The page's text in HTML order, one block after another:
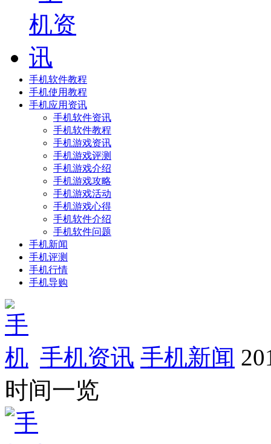
手机软件教程
手机使用教程
手机应用资讯
手机软件资讯
手机软件教程
手机游戏资讯
手机游戏评测
手机游戏介绍
手机游戏攻略
手机游戏活动
手机游戏心得
手机软件介绍
手机软件问题
手机新闻
手机评测
手机行情
手机导购
手机资讯 手机新闻
时间一览